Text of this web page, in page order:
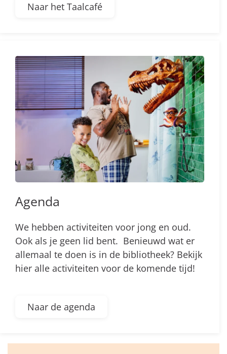
Naar het Taalcafé
Agenda
We hebben activiteiten voor jong en oud.
Ook als je geen lid bent. Benieuwd wat er
allemaal te doen is in de bibliotheek? Bekijk
hier alle activiteiten voor de komende tijd!
Naar de agenda